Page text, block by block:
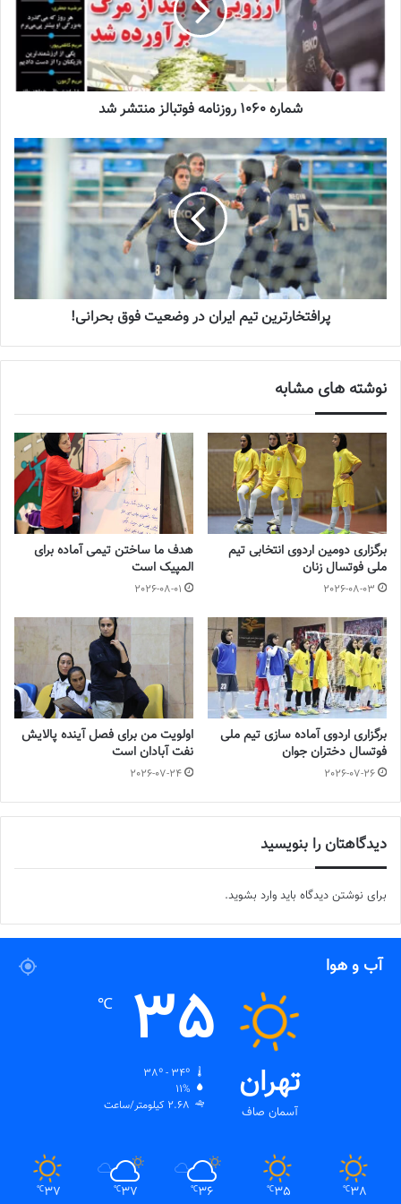
جنجال جدید در سوپرلیگ فوتسال
2022-12-11
لیست تیم ملی فوتسال زنان اعلام شد
سرنوشت عجیب ستاره ایرانی در تورکال
2023-05-12
برگزاری اردوی انتخابی تیم ملی فوتسال
بانوان
2023-08-01
◾️با فوتبالز همراه شوید◾️فوتبالز را در اینستاگرام دنبال کنید
◾️
footballs.women@
برچسب ها راحله رفیعی زاده فوتسال زنان
شماره 1060 روزنامه فوتبالز منتشر شد
پرافتخارترین تیم ایران در وضعیت فوق بحرانی!
نوشته های مشابه
برگزاری دومین اردوی انتخابی تیم
ملی فوتسال زنان
2026-08-03
هدف ما ساختن تیمی آماده برای
المپیک است
2026-08-01
برگزاری اردوی آماده سازی تیم ملی
فوتسال دختران جوان
2026-07-26
اولویت من برای فصل آینده پالایش
نفت آبادان است
2026-07-24
دیدگاهتان را بنویسید
برای نوشتن دیدگاه باید وارد بشوید.
آب و هوا
تهران
آسمان صاف
35
℃
11%
2.68 کیلومتر/ساعت
38
℃
35
℃
36
℃
37
℃
37
℃